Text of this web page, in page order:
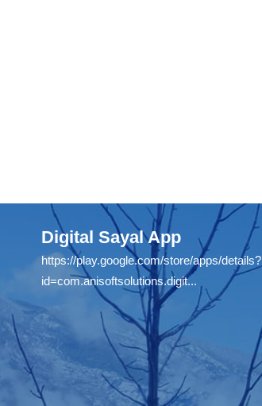
Digital Sayal App
https://play.google.com/store/apps/details?
id=com.anisoftsolutions.digit...